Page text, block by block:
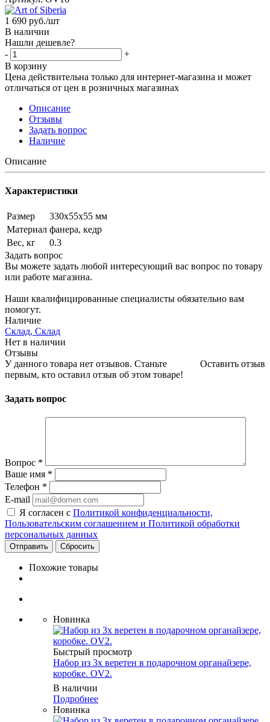
1 690 руб./шт
В наличии
Нашли дешевле?
-
+
В корзину
Цена действительна только для интернет-магазина и может
отличаться от цен в розничных магазинах
Описание
Отзывы
Задать вопрос
Наличие
Описание
Характеристики
Размер
330х55х55 мм
Материал фанера, кедр
Вес, кг
0.3
Задать вопрос
Вы можете задать любой интересующий вас вопрос по товару
или работе магазина.
Наши квалифицированные специалисты обязательно вам
помогут.
Наличие
Склад, Склад
Нет в наличии
Отзывы
Оставить отзыв
У данного товара нет отзывов. Станьте
первым, кто оставил отзыв об этом товаре!
Задать вопрос
Вопрос *
Ваше имя *
Телефон *
E-mail
Я согласен с Политикой конфиденциальности,
Пользовательским соглашением и Политикой обработки
персональных данных
Сбросить
Похожие товары
Новинка
Быстрый просмотр
Набор из 3х веретен в подарочном органайзере,
коробке. OV2.
В наличии
Подробнее
Новинка